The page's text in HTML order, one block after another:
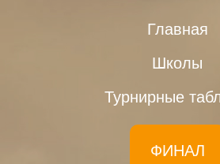
Главная
Школы
Турнирные
ФИНАЛ